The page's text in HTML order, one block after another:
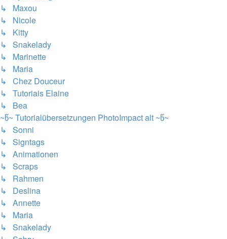
↳ Maxou
↳ Nicole
↳ Kitty
↳ Snakelady
↳ Marinette
↳ Maria
↳ Chez Douceur
↳ Tutoriais Elaine
↳ Bea
~წ~ Tutorialübersetzungen PhotoImpact alt ~წ~
↳ Sonni
↳ Signtags
↳ Animationen
↳ Scraps
↳ Rahmen
↳ Deslina
↳ Annette
↳ Maria
↳ Snakelady